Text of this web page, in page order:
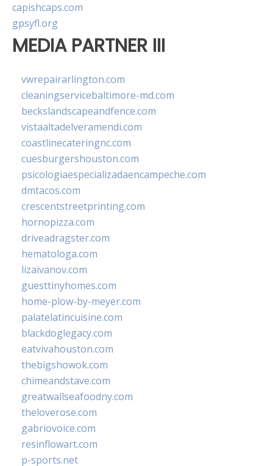
capishcaps.com
gpsyfl.org
MEDIA PARTNER III
vwrepairarlington.com
cleaningservicebaltimore-md.com
beckslandscapeandfence.com
vistaaltadelveramendi.com
coastlinecateringnc.com
cuesburgershouston.com
psicologiaespecializadaencampeche.com
dmtacos.com
crescentstreetprinting.com
hornopizza.com
driveadragster.com
hematologa.com
lizaivanov.com
guesttinyhomes.com
home-plow-by-meyer.com
palatelatincuisine.com
blackdoglegacy.com
eatvivahouston.com
thebigshowok.com
chimeandstave.com
greatwallseafoodny.com
theloverose.com
gabriovoice.com
resinflowart.com
p-sports.net